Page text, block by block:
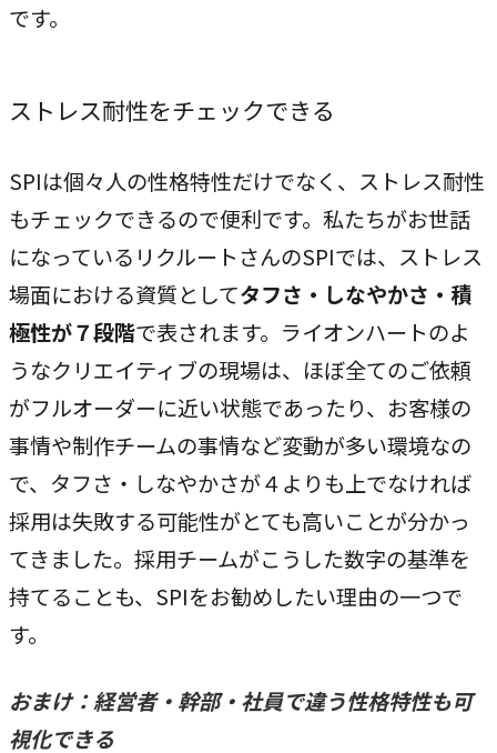
です。
ストレス耐性をチェックできる
SPIは個々人の性格特性だけでなく、ストレス耐性
もチェックできるので便利です。私たちがお世話
になっているリクルートさんのSPIでは、ストレス
場面における資質としてタフさ・しなやかさ・積
極性が７段階で表されます。ライオンハートのよ
うなクリエイティブの現場は、ほぼ全てのご依頼
がフルオーダーに近い状態であったり、お客様の
事情や制作チームの事情など変動が多い環境なの
で、タフさ・しなやかさが４よりも上でなければ
採用は失敗する可能性がとても高いことが分かっ
てきました。採用チームがこうした数字の基準を
持てることも、SPIをお勧めしたい理由の一つで
す。
おまけ：経営者・幹部・社員で違う性格特性も可
視化できる